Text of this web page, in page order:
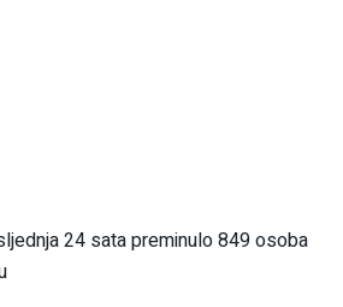
24 sata preminulo 849 osoba